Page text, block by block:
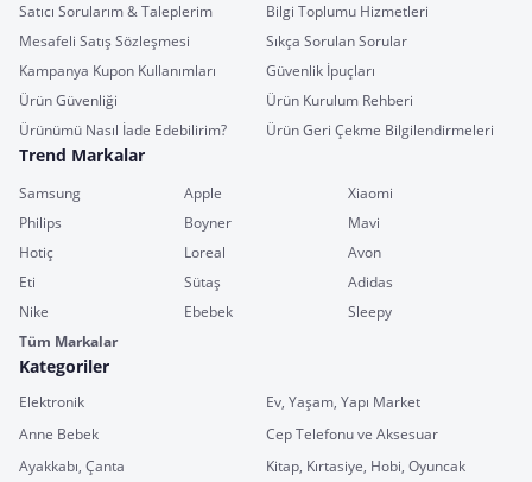
Satıcı Sorularım & Taleplerim
Bilgi Toplumu Hizmetleri
Mesafeli Satış Sözleşmesi
Sıkça Sorulan Sorular
Kampanya Kupon Kullanımları
Güvenlik İpuçları
Ürün Güvenliği
Ürün Kurulum Rehberi
Ürünümü Nasıl İade Edebilirim?
Ürün Geri Çekme Bilgilendirmeleri
Trend Markalar
Samsung Apple
Xiaomi
Philips
Boyner
Mavi
Hotiç
Loreal
Avon
Eti
Sütaş
Adidas
Nike
Ebebek
Sleepy
Tüm Markalar
Kategoriler
Elektronik
Ev, Yaşam, Yapı Market
Anne Bebek
Cep Telefonu ve Aksesuar
Ayakkabı, Çanta
Kitap, Kırtasiye, Hobi, Oyuncak